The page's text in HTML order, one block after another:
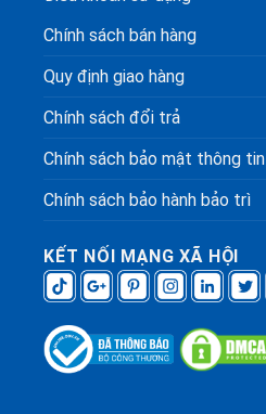
Chính sách bán hàng
Quy định giao hàng
Chính sách đổi trả
Chính sách bảo mật thông tin
Chính sách bảo hành bảo trì
KẾT NỐI MẠNG XÃ HỘI